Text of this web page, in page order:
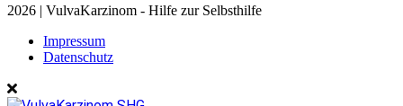
2026 | VulvaKarzinom - Hilfe zur Selbsthilfe
Impressum
Datenschutz